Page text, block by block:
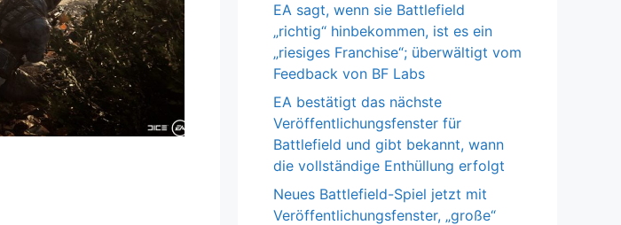
EA sagt, wenn sie Battlefield
„richtig“ hinbekommen, ist es ein
„riesiges Franchise“; überwältigt vom
Feedback von BF Labs
EA bestätigt das nächste
Veröffentlichungsfenster für
Battlefield und gibt bekannt, wann
die vollständige Enthüllung erfolgt
Neues Battlefield-Spiel jetzt mit
Veröffentlichungsfenster, „große“